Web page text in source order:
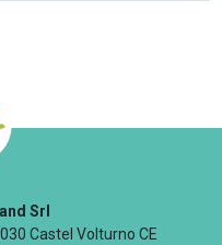
Srl
Castel Volturno CE